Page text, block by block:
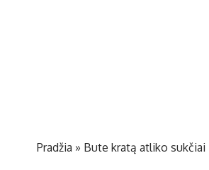
Pradžia » Bute kratą atliko sukčiai